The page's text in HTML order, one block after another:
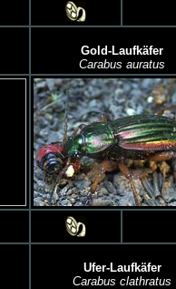
Gold-Laufkäfer
Carabus auratus
Ufer-Laufkäfer
Carabus clathratus